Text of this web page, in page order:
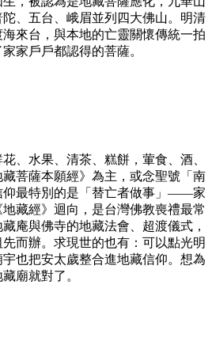
、五台、峨眉並列四大佛山。明清
來台，與本地的亡靈關懷傳統一拍
家戶戶都認得的菩薩。
、水果、清茶、糕餅，葷食、酒、
菩薩本願經》為主，或念聖號「南
仰最特別的是「替亡者做事」——家
藏經》迴向，是台灣佛教喪禮最常
庵與佛寺的地藏法會、超渡儀式，
而辦。求現世的也有：可以點光明
也把安太歲整合進地藏信仰。想為
廟就對了。